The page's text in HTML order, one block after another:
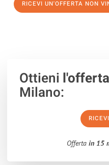
RICEVI UN'OFFERTA NON
Ottieni
Milano:
Offerta in 15